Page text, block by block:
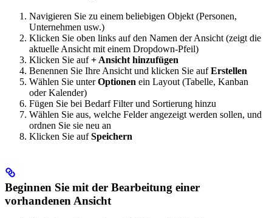
Navigieren Sie zu einem beliebigen Objekt (Personen,
Unternehmen usw.)
Klicken Sie oben links auf den Namen der Ansicht (zeigt die
aktuelle Ansicht mit einem Dropdown-Pfeil)
Klicken Sie auf+ Ansicht hinzufügen
Benennen Sie Ihre Ansicht und klicken Sie aufErstellen
Wählen Sie unterOptionen ein Layout (Tabelle, Kanban
oder Kalender)
Fügen Sie bei Bedarf Filter und Sortierung hinzu
Wählen Sie aus, welche Felder angezeigt werden sollen, und
ordnen Sie sie neu an
Klicken Sie aufSpeichern
Beginnen Sie mit der Bearbeitung einer
vorhandenen Ansicht